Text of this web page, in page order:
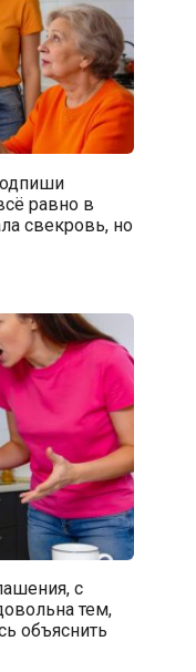
равно в
свекровь, но
с
тем,
объяснить